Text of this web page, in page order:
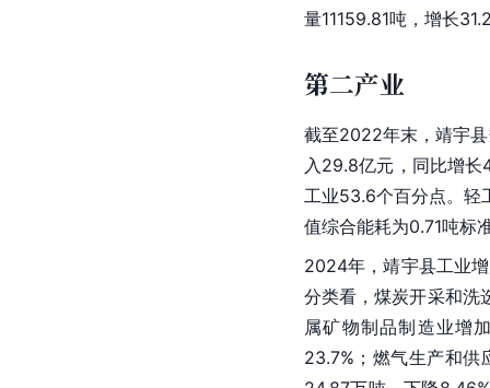
量11159.81吨，增长
第二产业
截至2022年末，靖宇
入29.8亿元，同比增
工业53.6个百分点。轻
值综合能耗为0.71吨标
2024年，靖宇县工业
分类看，煤炭开采和洗
属矿物制品制造业增
23.7%；燃气生产和